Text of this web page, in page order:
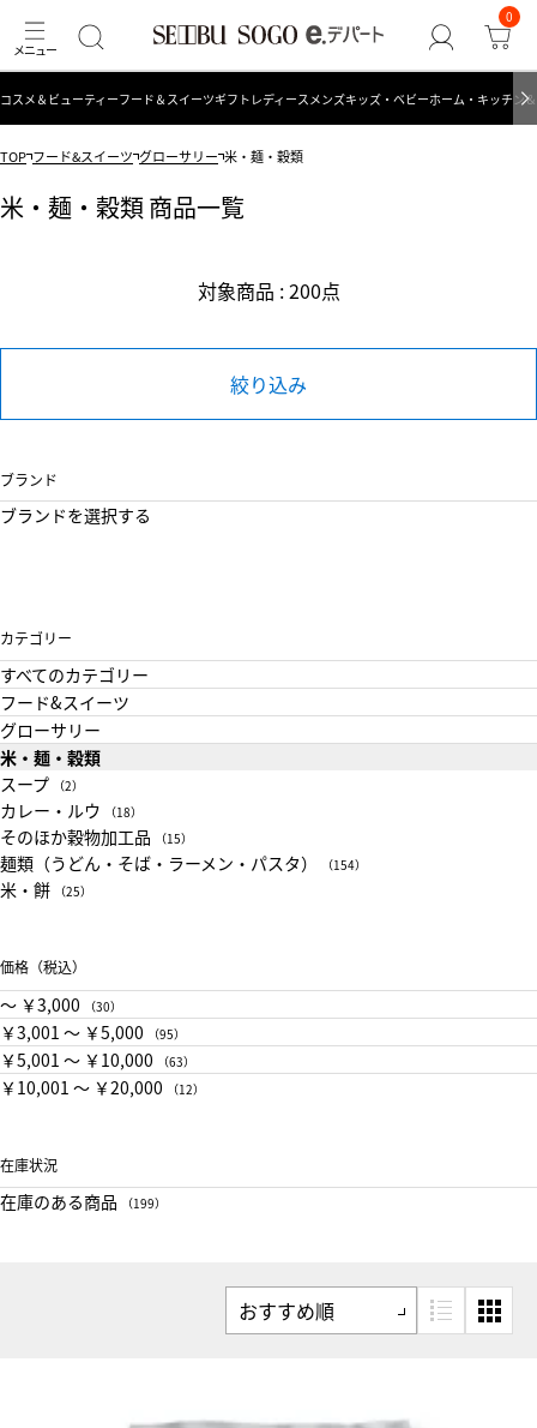
0
コスメ＆ビューティーフード＆スイーツギフト レディース メンズキッズ・ベビーホーム・キッチン
TOP フード&スイーツ グローサリー 米・麺・穀類
米・麺・穀類 商品一覧
対象商品 : 200点
絞り込み
ブランド
ブランドを選択する
カテゴリー
すべてのカテゴリー
フード&スイーツ
グローサリー
米・麺・穀類
スープ
（2）
カレー・ルウ （18）
そのほか穀物加工品 （15）
麺類（うどん・そば・ラーメン・パスタ） （154）
米・餅 （25）
価格（税込）
〜 ￥3,000 （30）
￥3,001 〜 ￥5,000 （95）
￥5,001 〜 ￥10,000 （63）
￥10,001 〜 ￥20,000 （12）
在庫状況
在庫のある商品 （199）